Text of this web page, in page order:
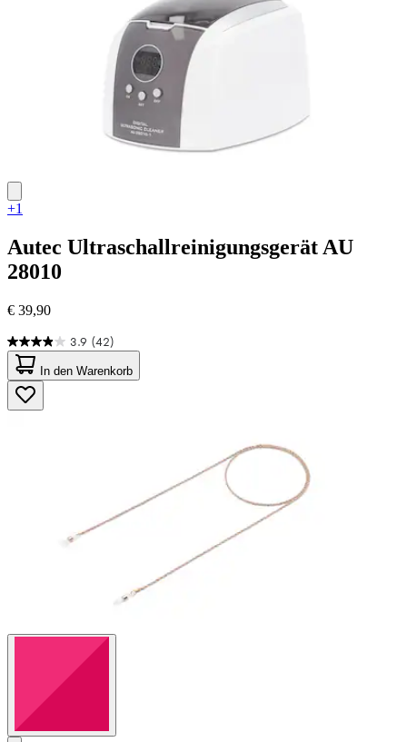
+1
Autec Ultraschallreinigungsgerät AU
28010
€ 39,90
3.9 (42)
3.9
von
5
Sternen.
42
In den Warenkorb